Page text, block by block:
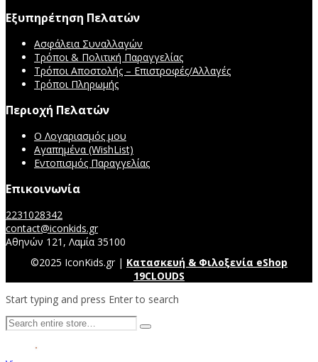
Εξυπηρέτηση Πελατών
Ασφάλεια Συναλλαγών
Τρόποι & Πολιτική Παραγγελίας
Τρόποι Αποστολής – Επιστροφές/Αλλαγές
Τρόποι Πληρωμής
Περιοχή Πελατών
Ο Λογαριασμός μου
Αγαπημένα (WishList)
Εντοπισμός Παραγγελίας
Επικοινωνία
2231028342
contact@iconkids.gr
Αθηνών 121, Λαμία 35100
©2025 IconKids.gr | Κατασκευή & Φιλοξενία eShop
19CLOUDS
Start typing and press Enter to search